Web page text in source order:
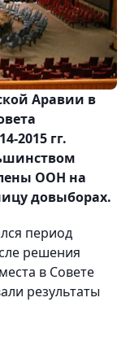
Аравии в
2015 гг.
ООН на
довыборах.
период
решения
в Совете
результаты